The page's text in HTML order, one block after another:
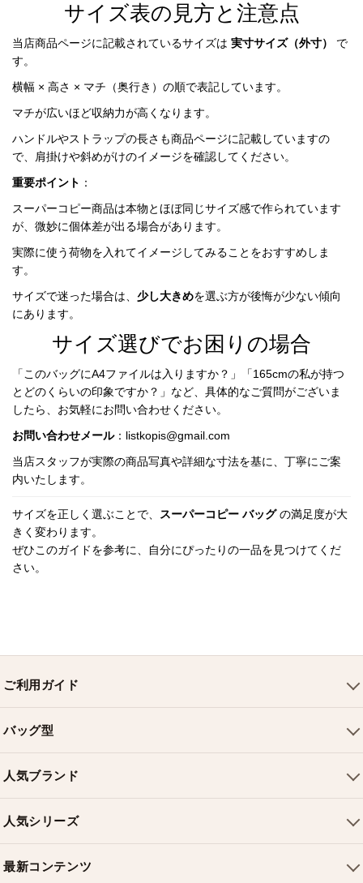
サイズ表の見方と注意点
当店商品ページに記載されているサイズは 実寸サイズ（外寸）
で
す。
横幅 × 高さ × マチ（奥行き）の順で表記しています。
マチが広いほど収納力が高くなります。
ハンドルやストラップの長さも商品ページに記載していますの
で、肩掛けや斜めがけのイメージを確認してください。
重要ポイント ：
スーパーコピー商品は本物とほぼ同じサイズ感で作られています
が、微妙に個体差が出る場合があります。
実際に使う荷物を入れてイメージしてみることをおすすめしま
す。
サイズで迷った場合は、 少し大きめを選ぶ方が後悔が少ない傾向
にあります。
サイズ選びでお困りの場合
「このバッグにA4ファイルは入りますか？」「165cmの私が持つ
とどのくらいの印象ですか？」など、具体的なご質問がございま
したら、お気軽にお問い合わせください。
お問い合わせメール： listkopis@gmail.com
当店スタッフが実際の商品写真や詳細な寸法を基に、丁寧にご案
内いたします。
サイズを正しく選ぶことで、 スーパーコピー バッグ の満足度が大
きく変わります。
ぜひこのガイドを参考に、自分にぴったりの一品を見つけてくだ
さい。
ご利用ガイド
配送について
返品・交換
お問い合わせ
バッグ型
ショルダーバッグ
クロスボディバッグ
ミニバッグ
人気ブランド
シャネルバッグ
ディオールバッグ
人気シリーズ
最新コンテンツ